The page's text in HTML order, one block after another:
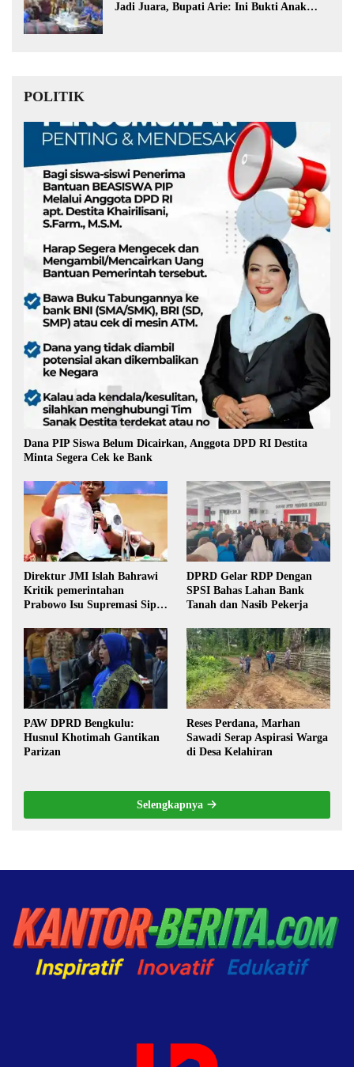
Jadi Juara, Bupati Arie: Ini Bukti Anak
POLITIK
Dana PIP Siswa Belum Dicairkan, Anggota DPD RI Destita
Minta Segera Cek ke Bank
Direktur JMI Islah Bahrawi
Kritik pemerintahan
Prabowo Isu Supremasi Sipil,
Pilkada oleh DPRD
DPRD Gelar RDP Dengan
SPSI Bahas Lahan Bank
Tanah dan Nasib Pekerja
PAW DPRD Bengkulu:
Husnul Khotimah Gantikan
Parizan
Reses Perdana, Marhan
Sawadi Serap Aspirasi Warga
di Desa Kelahiran
Selengkapnya